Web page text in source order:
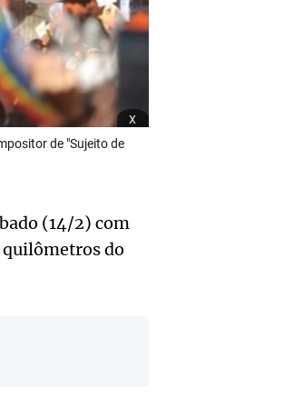
x
de "Sujeito de
(14/2) com
quilômetros do